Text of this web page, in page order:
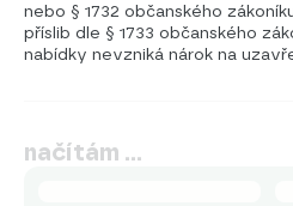
nebo § 1732 občanského
příslib dle § 1733 občanského
nabídky nevzniká nárok na
načítám …